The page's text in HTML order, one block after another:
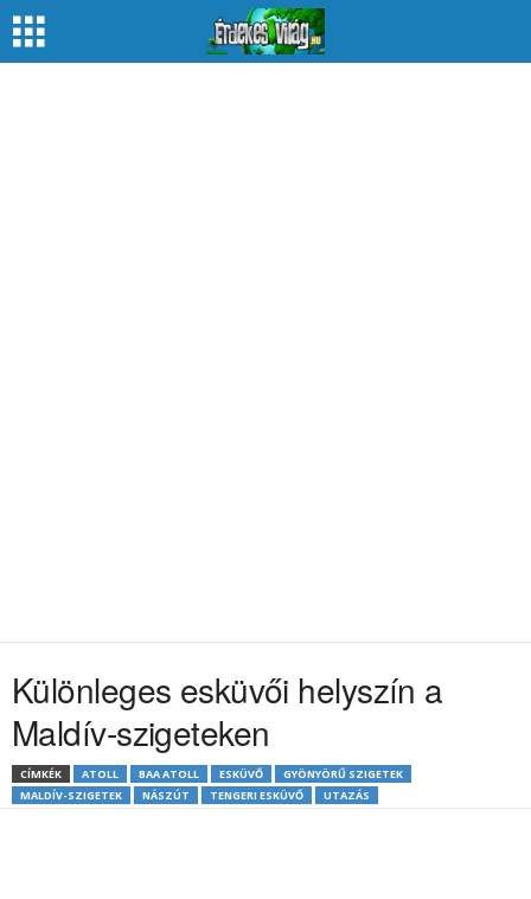
Különleges esküvői helyszín a
Maldív-szigeteken
CÍMKÉK ATOLL BAA ATOLL ESKÜVŐ
GYÖNYÖRŰ SZIGETEK
MALDÍV-SZIGETEK
NÁSZÚT TENGERI ESKÜVŐ UTAZÁS